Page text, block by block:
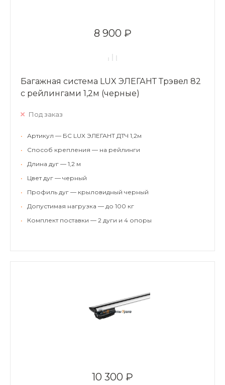
8 900 ₽
Багажная система LUX ЭЛЕГАНТ Трэвел 82
с рейлингами 1,2м (черные)
Под заказ
•
Артикул — БС LUX ЭЛЕГАНТ ДТЧ 1,2м
•
Способ крепления — на рейлинги
•
Длина дуг — 1,2 м
•
Цвет дуг — черный
•
Профиль дуг — крыловидный черный
•
Допустимая нагрузка — до 100 кг
•
Комплект поставки — 2 дуги и 4 опоры
10 300 ₽